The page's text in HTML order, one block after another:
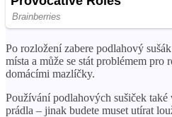
Po rozložení zabere podlahový
místa a může se stát problémem pro
domácími mazlíčky.
Používání podlahových sušiček také
prádla – jinak budete muset utírat